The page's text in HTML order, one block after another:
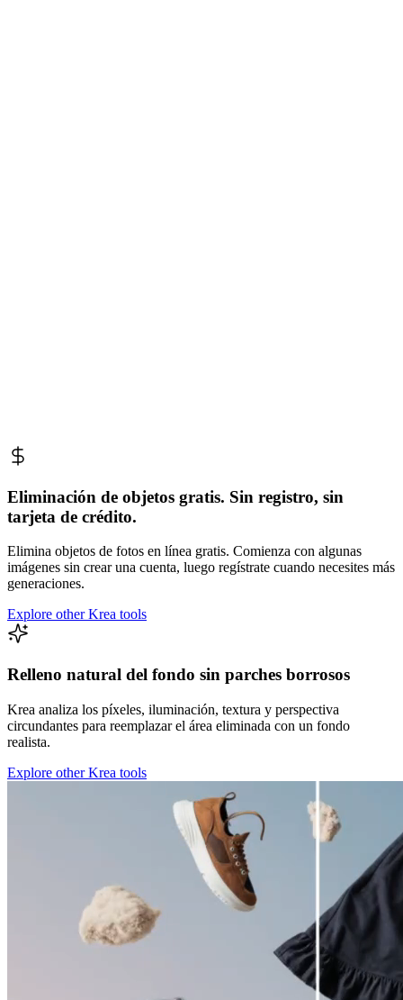
Eliminación de objetos gratis. Sin registro, sin
tarjeta de crédito.
Elimina objetos de fotos en línea gratis. Comienza con algunas
imágenes sin crear una cuenta, luego regístrate cuando necesites más
generaciones.
Explore other Krea tools
Relleno natural del fondo sin parches borrosos
Krea analiza los píxeles, iluminación, textura y perspectiva
circundantes para reemplazar el área eliminada con un fondo
realista.
Explore other Krea tools